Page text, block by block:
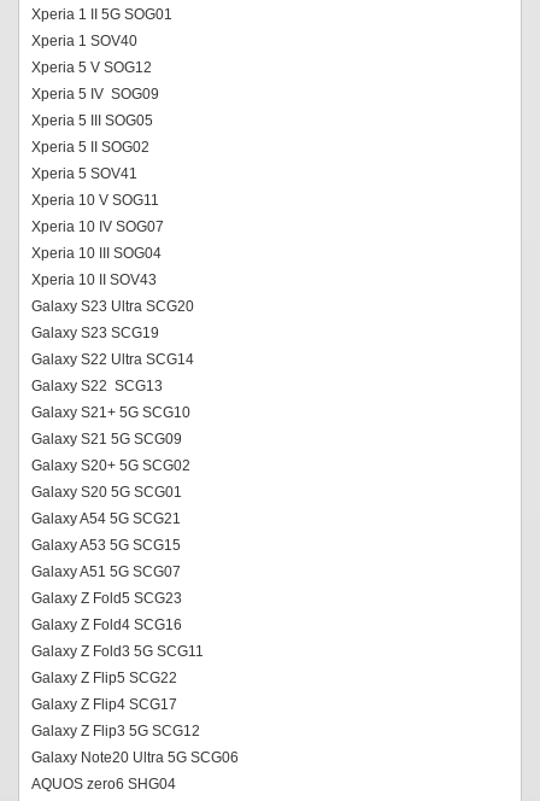
Xperia 1 II 5G SOG01
Xperia 1 SOV40
Xperia 5 V SOG12
Xperia 5 IV SOG09
Xperia 5 III SOG05
Xperia 5 II SOG02
Xperia 5 SOV41
Xperia 10 V SOG11
Xperia 10 IV SOG07
Xperia 10 III SOG04
Xperia 10 II SOV43
Galaxy S23 Ultra SCG20
Galaxy S23 SCG19
Galaxy S22 Ultra SCG14
Galaxy S22 SCG13
Galaxy S21+ 5G SCG10
Galaxy S21 5G SCG09
Galaxy S20+ 5G SCG02
Galaxy S20 5G SCG01
Galaxy A54 5G SCG21
Galaxy A53 5G SCG15
Galaxy A51 5G SCG07
Galaxy Z Fold5 SCG23
Galaxy Z Fold4 SCG16
Galaxy Z Fold3 5G SCG11
Galaxy Z Flip5 SCG22
Galaxy Z Flip4 SCG17
Galaxy Z Flip3 5G SCG12
Galaxy Note20 Ultra 5G SCG06
AQUOS zero6 SHG04